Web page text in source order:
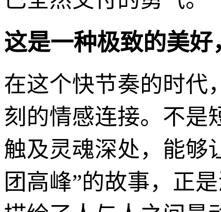
这是一种极致的美
在这个快节奏的时代
刻的情感连接。不是
触及灵魂深处，能够
团高峰”的故事，正